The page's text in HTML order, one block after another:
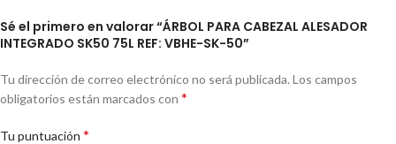
Sé el primero en valorar “ÁRBOL PARA CABEZAL ALESADOR
INTEGRADO SK50 75L REF: VBHE-SK-50”
Tu dirección de correo electrónico no será publicada. Los campos
obligatorios están marcados con *
Tu puntuación *